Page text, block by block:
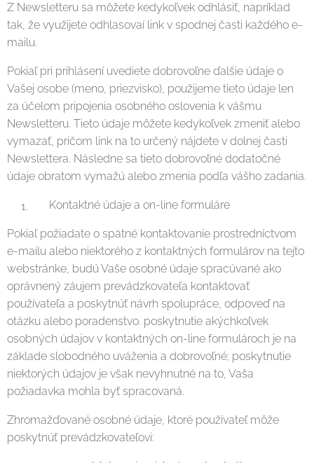
Z Newsletteru sa môžete kedykoľvek odhlásiť, napríklad
tak, že využijete odhlasovaí link v spodnej časti každého e-
mailu.
Pokiaľ pri prihlásení uvediete dobrovoľne ďalšie údaje o
Vašej osobe (meno, priezvisko), použijeme tieto údaje len
za účelom pripojenia osobného oslovenia k vášmu
Newsletteru. Tieto údaje môžete kedykoľvek zmeniť alebo
vymazať, pričom link na to určený nájdete v dolnej časti
Newslettera. Následne sa tieto dobrovoľné dodatočné
údaje obratom vymažú alebo zmenia podľa vášho zadania.
Kontaktné údaje a on-line formuláre
Pokiaľ požiadate o spätné kontaktovanie prostredníctvom
e-mailu alebo niektorého z kontaktných formulárov na tejto
webstránke, budú Vaše osobné údaje spracúvané ako
oprávnený záujem prevádzkovateľa kontaktovať
používateľa a poskytnúť návrh spolupráce, odpoveď na
otázku alebo poradenstvo. poskytnutie akýchkoľvek
osobných údajov v kontaktných on-line formulároch je na
základe slobodného uváženia a dobrovoľné; poskytnutie
niektorých údajov je však nevyhnutné na to, Vaša
požiadavka mohla byť spracovaná.
Zhromažďované osobné údaje, ktoré používateľ môže
poskytnúť prevádzkovateľovi: